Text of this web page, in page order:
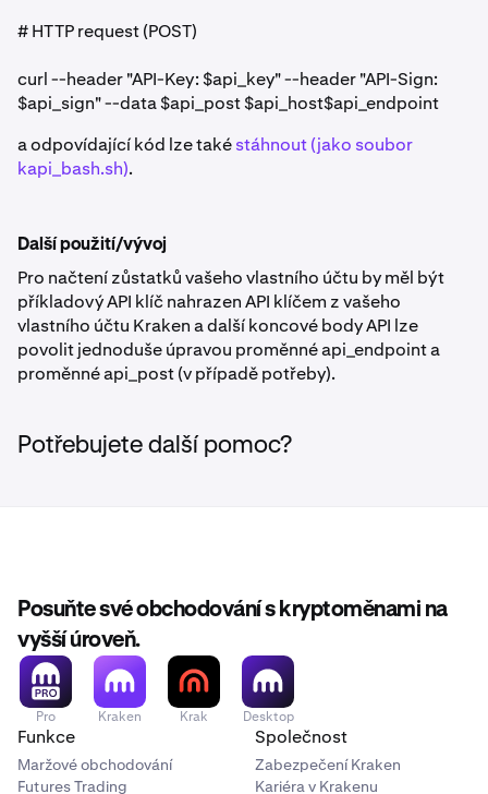
# HTTP request (POST)
curl --header "API-Key: $api_key" --header "API-Sign:
$api_sign" --data $api_post $api_host$api_endpoint
a odpovídající kód lze takéstáhnout (jako soubor
kapi_bash.sh).
Další použití/vývoj
Pro načtení zůstatků vašeho vlastního účtu by měl být
příkladový API klíč nahrazen API klíčem z vašeho
vlastního účtu Kraken a další koncové body API lze
povolit jednoduše úpravou proměnné api_endpoint a
proměnné api_post (v případě potřeby).
Potřebujete další pomoc?
Posuňte své obchodování s kryptoměnami na
vyšší úroveň.
Pro Kraken Krak Desktop
Funkce
Maržové obchodování
Futures Trading
Společnost
Zabezpečení Kraken
Kariéra v Krakenu